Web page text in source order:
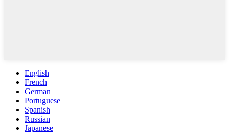
English
French
German
Portuguese
Spanish
Russian
Japanese